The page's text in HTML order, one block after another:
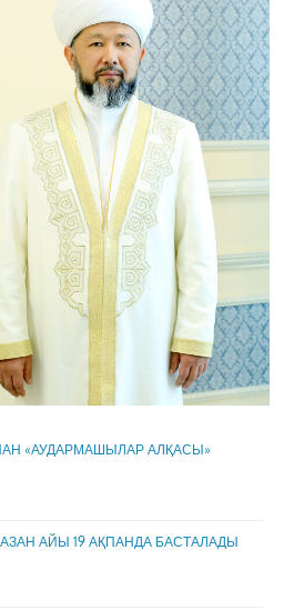
«АУДАРМАШЫЛАР АЛҚАСЫ»
АЙЫ 19 АҚПАНДА БАСТАЛАДЫ